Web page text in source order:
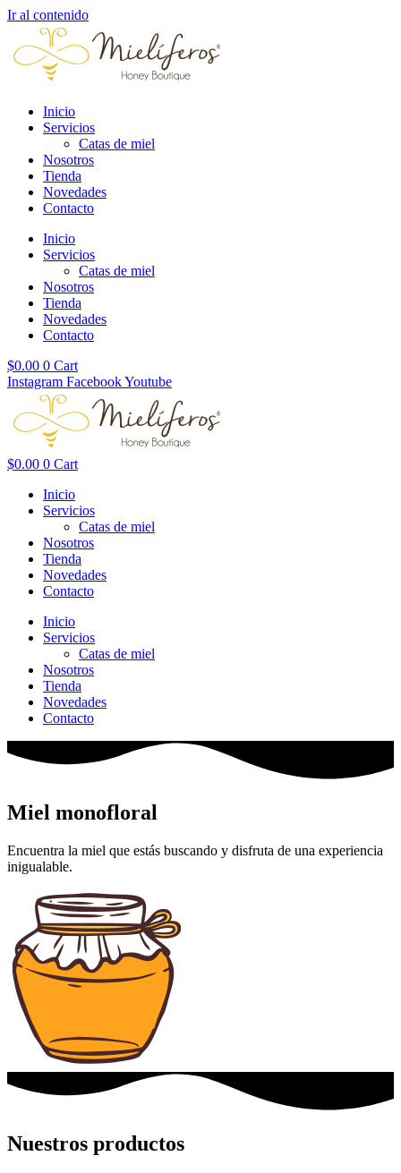
Ir al contenido
Inicio
Servicios
Catas de miel
Nosotros
Tienda
Novedades
Contacto
Inicio
Servicios
Catas de miel
Nosotros
Tienda
Novedades
Contacto
$0.00 0 Cart
Instagram FacebookYoutube
$0.00 0 Cart
Inicio
Servicios
Catas de miel
Nosotros
Tienda
Novedades
Contacto
Inicio
Servicios
Catas de miel
Nosotros
Tienda
Novedades
Contacto
Miel monofloral
Encuentra la miel que estás buscando y disfruta de una experiencia
inigualable.
Nuestros productos